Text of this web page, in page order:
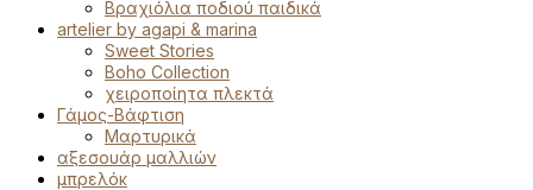
Βραχιόλια ποδιού παιδικά
artelier by agapi & marina
Sweet Stories
Boho Collection
χειροποίητα πλεκτά
Γάμος-Βάφτιση
Μαρτυρικά
αξεσουάρ μαλλιών
μπρελόκ